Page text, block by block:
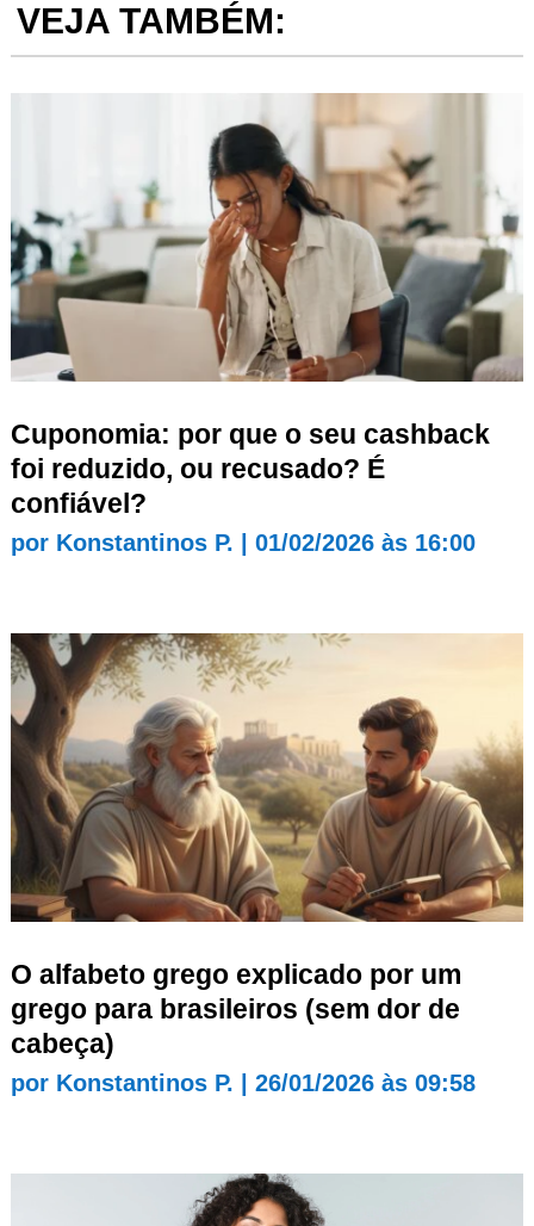
VEJA TAMBÉM:
Cuponomia: por que o seu cashback
foi reduzido, ou recusado? É
confiável?
por Konstantinos P. 01/02/2026 às 16:00
O alfabeto grego explicado por um
grego para brasileiros (sem dor de
cabeça)
por Konstantinos P. 26/01/2026 às 09:58